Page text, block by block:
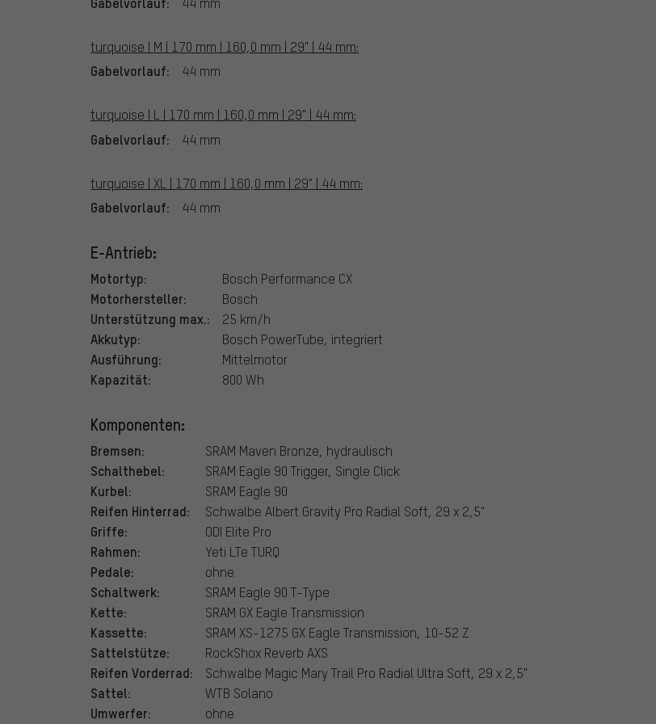
turquoise | M | 170 mm | 160,0 mm | 29" | 44 mm:
Gabelvorlauf: 44 mm
turquoise | L | 170 mm | 160,0 mm | 29" | 44 mm:
Gabelvorlauf: 44 mm
turquoise | XL | 170 mm | 160,0 mm | 29" | 44 mm:
Gabelvorlauf: 44 mm
E-Antrieb:
Motortyp: Bosch Performance CX
Motorhersteller: Bosch
Unterstützung max.: 25 km/h
Akkutyp: Bosch PowerTube, integriert
Ausführung: Mittelmotor
Kapazität: 800 Wh
Komponenten:
Bremsen: SRAM Maven Bronze, hydraulisch
Schalthebel: SRAM Eagle 90 Trigger, Single Click
Kurbel: SRAM Eagle 90
Reifen Hinterrad: Schwalbe Albert Gravity Pro Radial Soft, 29 x 2,5"
Griffe: ODI Elite Pro
Rahmen: Yeti LTe TURQ
Pedale: ohne
Schaltwerk: SRAM Eagle 90 T-Type
Kette: SRAM GX Eagle Transmission
Kassette: SRAM XS-1275 GX Eagle Transmission, 10-52 Z
Sattelstütze: RockShox Reverb AXS
Reifen Vorderrad: Schwalbe Magic Mary Trail Pro Radial Ultra Soft, 29 x 2,5"
Sattel: WTB Solano
Umwerfer: ohne